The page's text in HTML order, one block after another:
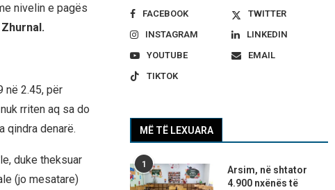
nivelin e pagës
në 2.45, për
rriten aq sa do
qindra denarë.
duke theksuar
(jo mesatare)
FACEBOOK
TWITTER
INSTAGRAM
LINKEDIN
YOUTUBE
EMAIL
TIKTOK
MË TË LEXUARA
1
Arsim, në shtator
4.900 nxënës të